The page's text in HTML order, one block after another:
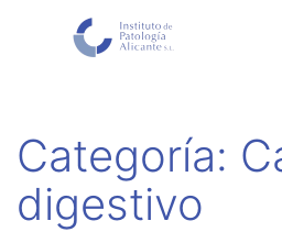
Categoría:
digestivo